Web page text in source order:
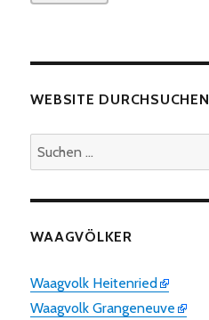
WEBSITE DURCHSUCHEN
Suchen
nach:
WAAGVÖLKER
Waagvolk Heitenried
Waagvolk Grangeneuve